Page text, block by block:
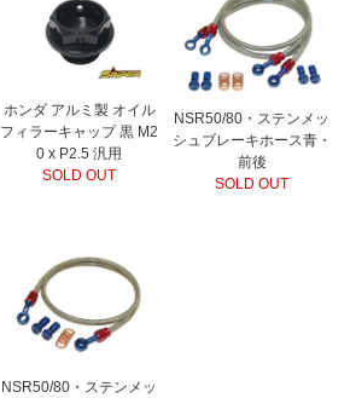
ホンダ アルミ製 オイル
フィラーキャップ 黒 M2
0 x P2.5 汎用
SOLD OUT
NSR50/80・ステンメッ
シュブレーキホース青・
前後
SOLD OUT
NSR50/80・ステンメッ